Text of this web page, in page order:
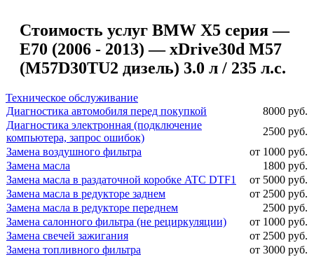
Стоимость услуг BMW X5 серия —
E70 (2006 - 2013) — xDrive30d M57
(M57D30TU2 дизель) 3.0 л / 235 л.с.
Техническое обслуживание
Диагностика автомобиля перед покупкой
8000 руб.
Диагностика электронная (подключение
компьютера, запрос ошибок)
2500 руб.
Замена воздушного фильтра
от 1000 руб.
Замена масла
1800 руб.
Замена масла в раздаточной коробке ATC DTF1
от 5000 руб.
Замена масла в редукторе заднем
от 2500 руб.
Замена масла в редукторе переднем
2500 руб.
Замена салонного фильтра (не рециркуляции)
от 1000 руб.
Замена свечей зажигания
от 2500 руб.
Замена топливного фильтра
от 3000 руб.